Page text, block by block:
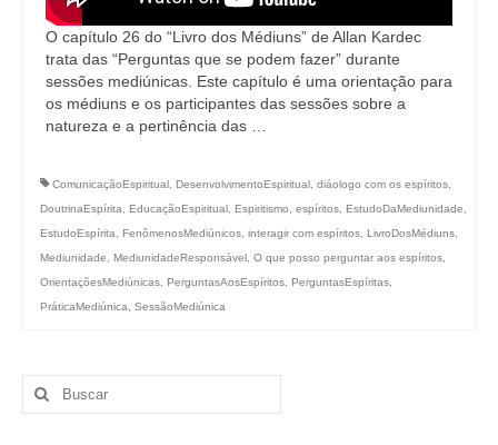
O capítulo 26 do “Livro dos Médiuns” de Allan Kardec
trata das “Perguntas que se podem fazer” durante
sessões mediúnicas. Este capítulo é uma orientação para
os médiuns e os participantes das sessões sobre a
natureza e a pertinência das …
ComunicaçãoEspiritual, DesenvolvimentoEspiritual, diáologo com os espíritos,
DoutrinaEspírita, EducaçãoEspiritual, Espiritismo, espíritos, EstudoDaMediunidade,
EstudoEspírita, FenômenosMediúnicos, interagir com espíritos, LivroDosMédiuns,
Mediunidade, MediunidadeResponsável, O que posso perguntar aos espíritos,
OrientaçõesMediúnicas, PerguntasAosEspíritos, PerguntasEspíritas,
PráticaMediúnica, SessãoMediúnica
Buscar
por: